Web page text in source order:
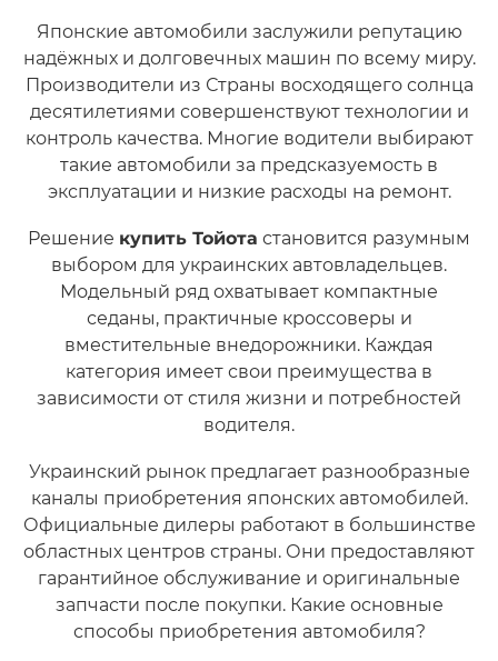
Японские автомобили заслужили репутацию
надёжных и долговечных машин по всему миру.
Производители из Страны восходящего солнца
десятилетиями совершенствуют технологии и
контроль качества. Многие водители выбирают
такие автомобили за предсказуемость в
эксплуатации и низкие расходы на ремонт.
Решение купить Тойота становится разумным
выбором для украинских автовладельцев.
Модельный ряд охватывает компактные
седаны, практичные кроссоверы и
вместительные внедорожники. Каждая
категория имеет свои преимущества в
зависимости от стиля жизни и потребностей
водителя.
Украинский рынок предлагает разнообразные
каналы приобретения японских автомобилей.
Официальные дилеры работают в большинстве
областных центров страны. Они предоставляют
гарантийное обслуживание и оригинальные
запчасти после покупки. Какие основные
способы приобретения автомобиля?